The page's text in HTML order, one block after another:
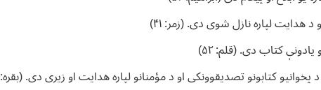
لپاره نازل شوی دی. (زمر: ۴۱)
کتاب دی. (قلم: ۵۲)
کتابونو تصدیقوونکی او د مؤمنانو لپاره هدایت او زیری دی. (بقره: ۹۷)